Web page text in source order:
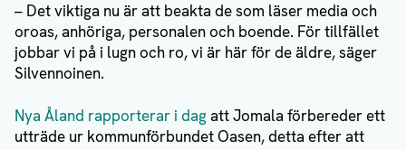
– Det viktiga nu är att beakta de som läser media och
oroas, anhöriga, personalen och boende. För tillfället
jobbar vi på i lugn och ro, vi är här för de äldre, säger
Silvennoinen.
Nya Åland rapporterar i dagatt Jomala förbereder ett
utträde ur kommunförbundet Oasen, detta efter att